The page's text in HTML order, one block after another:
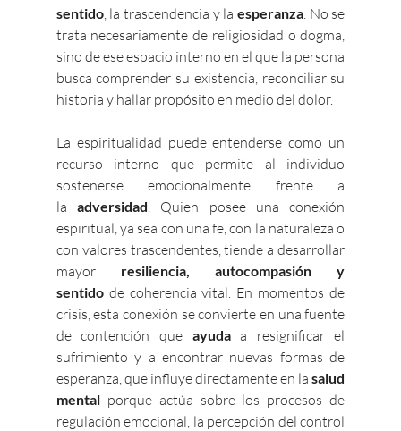
sentido, la trascendencia y la esperanza. No se
trata necesariamente de religiosidad o dogma,
sino de ese espacio interno en el que la persona
busca comprender su existencia, reconciliar su
historia y hallar propósito en medio del dolor.
La espiritualidad puede entenderse como un
recurso interno que permite al individuo
sostenerse emocionalmente frente a
la adversidad. Quien posee una conexión
espiritual, ya sea con una fe, con la naturaleza o
con valores trascendentes, tiende a desarrollar
mayor resiliencia, autocompasión y
sentido de coherencia vital. En momentos de
crisis, esta conexión se convierte en una fuente
de contención que ayuda a resignificar el
sufrimiento y a encontrar nuevas formas de
esperanza, que influye directamente en la salud
mental porque actúa sobre los procesos de
regulación emocional, la percepción del control